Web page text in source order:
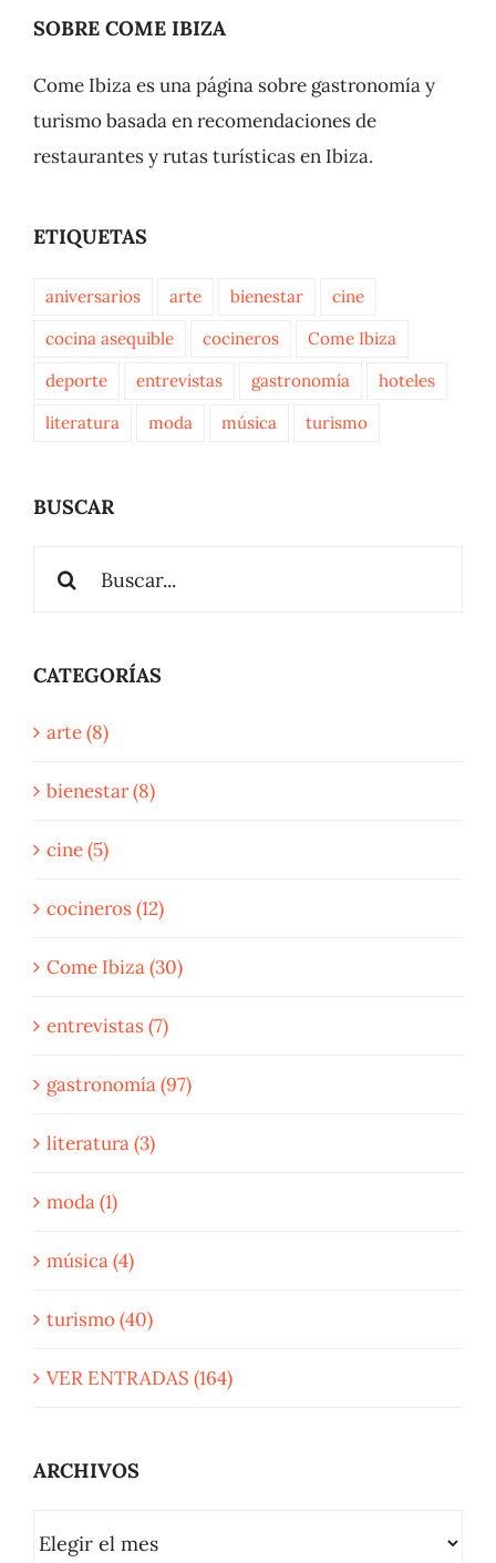
SOBRE COME IBIZA
Come Ibiza es una página sobre gastronomía y
turismo basada en recomendaciones de
restaurantes y rutas turísticas en Ibiza.
ETIQUETAS
aniversarios arte bienestar
cine
cocina asequible
cocineros
Come Ibiza
deporte
entrevistas gastronomía
hoteles
literatura
moda música turismo
BUSCAR
CATEGORÍAS
arte (8)
bienestar (8)
cine (5)
cocineros (12)
Come Ibiza (30)
entrevistas (7)
gastronomía (97)
literatura (3)
moda (1)
música (4)
turismo (40)
VER ENTRADAS (164)
ARCHIVOS